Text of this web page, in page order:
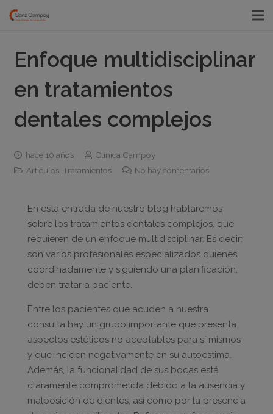
Enfoque multidisciplinar
en tratamientos
dentales complejos
hace 10 años
Clínica Campoy
Artículos, Tratamientos No hay comentarios
En esta entrada de nuestro blog hablaremos
sobre los tratamientos dentales complejos, que
requieren de un enfoque multidisciplinar. Es decir:
son varios profesionales especializados quienes,
coordinadamente y siguiendo una planificación,
deben tratar a paciente.
Entre los pacientes que acuden a nuestra
consulta hay un grupo importante que presenta
aspectos estéticos no aceptables para sí mismos
y que inciden negativamente en su autoestima.
Además, la funcionalidad de sus bocas está
claramente comprometida debido a la ausencia y
malposición de dientes, así como por la presencia